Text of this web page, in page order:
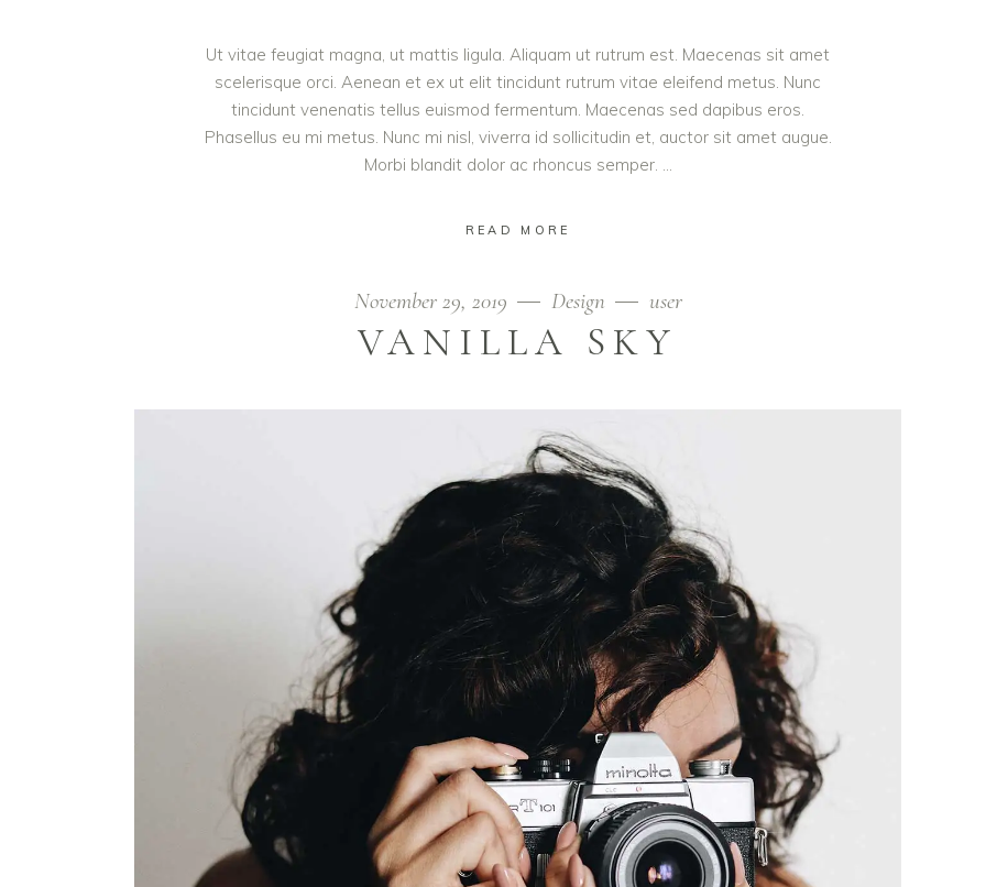
Ut vitae feugiat magna, ut mattis ligula. Aliquam ut rutrum est. Maecenas sit amet
scelerisque orci. Aenean et ex ut elit tincidunt rutrum vitae eleifend metus. Nunc
tincidunt venenatis tellus euismod fermentum. Maecenas sed dapibus eros.
Phasellus eu mi metus. Nunc mi nisl, viverra id sollicitudin et, auctor sit amet augue.
Morbi blandit dolor ac rhoncus semper.
READ MORE
November 29, 2019 Design user
VANILLA SKY